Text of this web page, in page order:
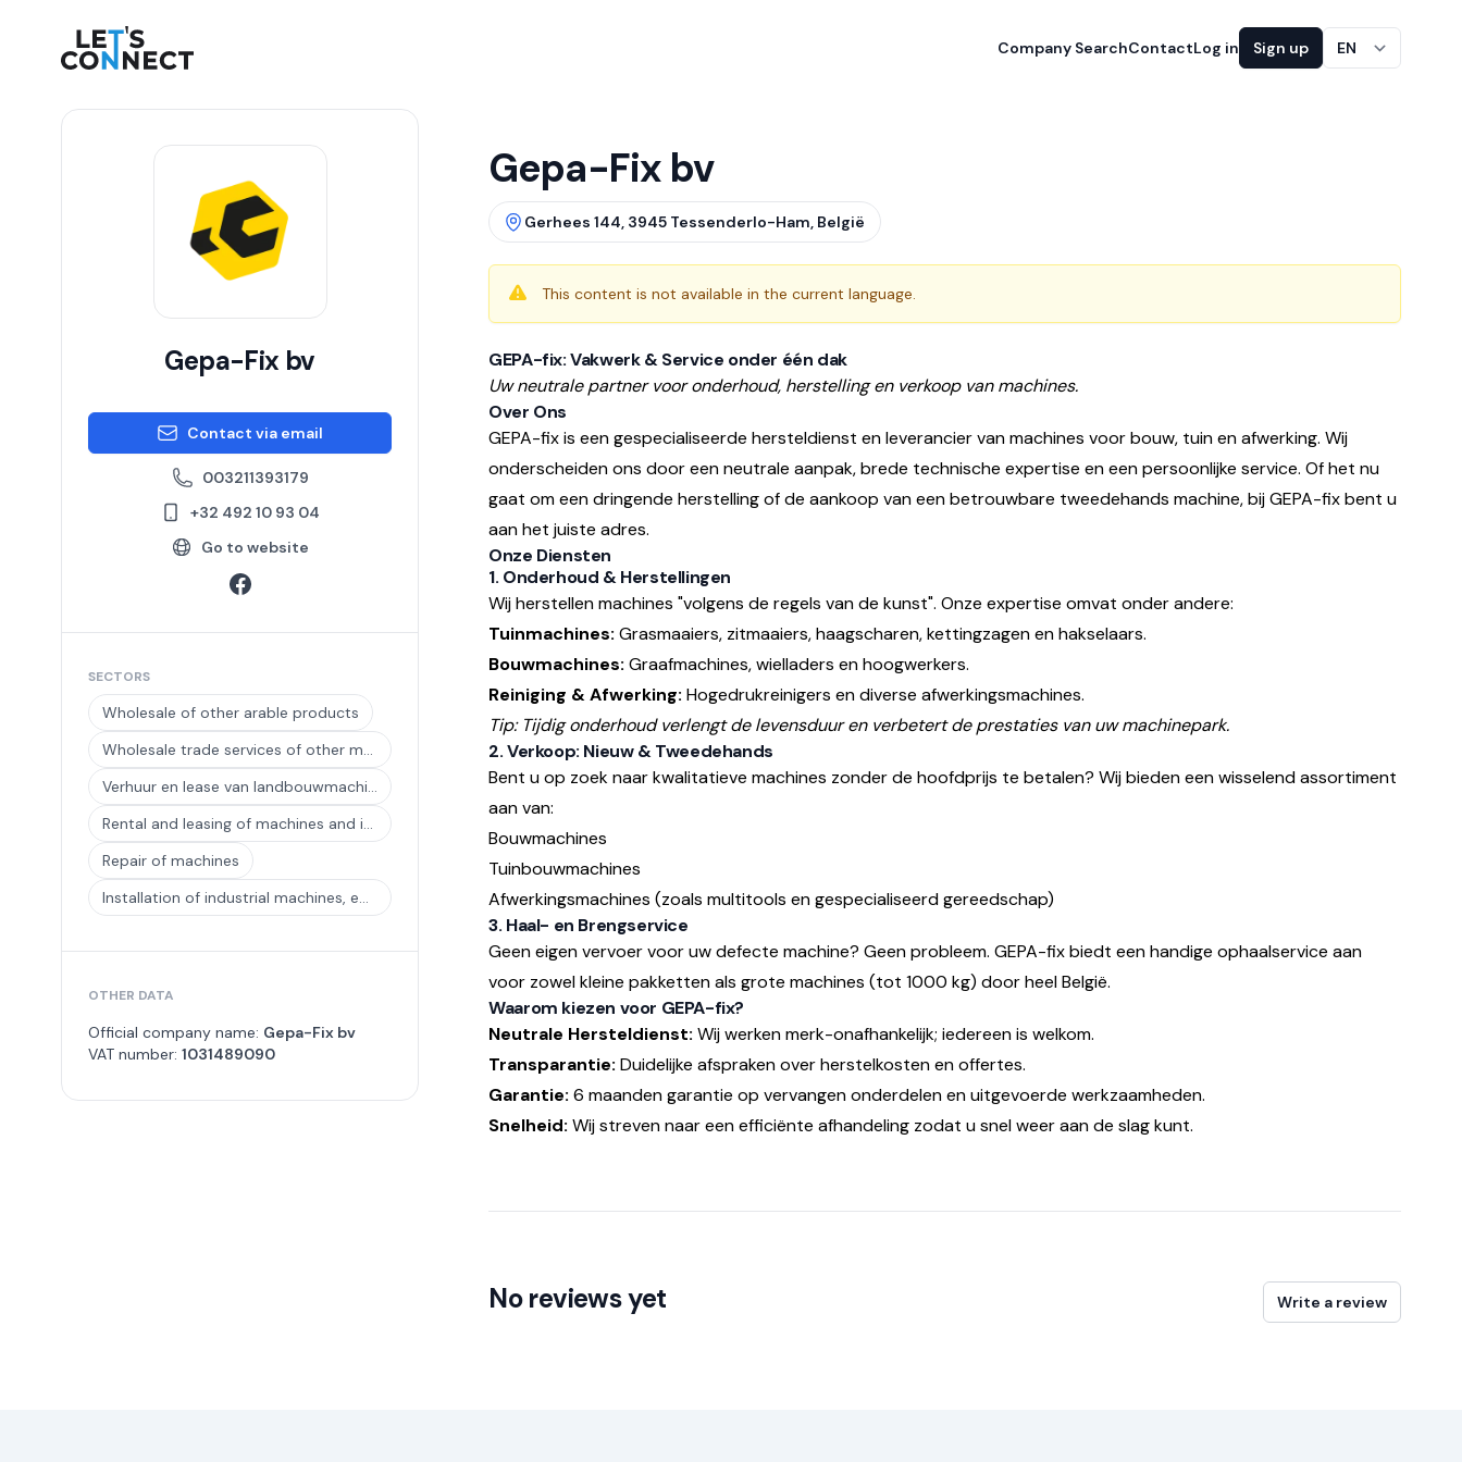
Let's Connect Company SearchContactLog in Sign up EN
Gepa-Fix bv
Contact via email
003211393179
+32 492 10 93 04
Go to website
SECTORS
Wholesale of other arable products
Wholesale trade services of other machinery and equipment n.e.c.
Verhuur en lease van landbouwmachines en -werktuigen
Rental and leasing of machines and installations for the construction industry and civil engineering
Repair of machines
Installation of industrial machines, equipment and tools
OTHER DATA
Official company name: Gepa-Fix bv
VAT number: 1031489090
Gepa-Fix bv
Gerhees 144, 3945 Tessenderlo-Ham, België
This content is not available in the current language.
GEPA-fix: Vakwerk & Service onder één dak
Uw neutrale partner voor onderhoud, herstelling en verkoop van machines.
Over Ons
GEPA-fix is een gespecialiseerde hersteldienst en leverancier van machines voor bouw, tuin en afwerking. Wij
onderscheiden ons door een neutrale aanpak, brede technische expertise en een persoonlijke service. Of het nu
gaat om een dringende herstelling of de aankoop van een betrouwbare tweedehands machine, bij GEPA-fix bent u
aan het juiste adres.
Onze Diensten
1. Onderhoud & Herstellingen
Wij herstellen machines "volgens de regels van de kunst". Onze expertise omvat onder andere:
Tuinmachines: Grasmaaiers, zitmaaiers, haagscharen, kettingzagen en hakselaars.
Bouwmachines: Graafmachines, wielladers en hoogwerkers.
Reiniging & Afwerking: Hogedrukreinigers en diverse afwerkingsmachines.
Tip: Tijdig onderhoud verlengt de levensduur en verbetert de prestaties van uw machinepark.
2. Verkoop: Nieuw & Tweedehands
Bent u op zoek naar kwalitatieve machines zonder de hoofdprijs te betalen? Wij bieden een wisselend assortiment
aan van:
Bouwmachines
Tuinbouwmachines
Afwerkingsmachines (zoals multitools en gespecialiseerd gereedschap)
3. Haal- en Brengservice
Geen eigen vervoer voor uw defecte machine? Geen probleem. GEPA-fix biedt een handige ophaalservice aan
voor zowel kleine pakketten als grote machines (tot 1000 kg) door heel België.
Waarom kiezen voor GEPA-fix?
Neutrale Hersteldienst: Wij werken merk-onafhankelijk; iedereen is welkom.
Transparantie: Duidelijke afspraken over herstelkosten en offertes.
Garantie: 6 maanden garantie op vervangen onderdelen en uitgevoerde werkzaamheden.
Snelheid: Wij streven naar een efficiënte afhandeling zodat u snel weer aan de slag kunt.
No reviews yet Write a review